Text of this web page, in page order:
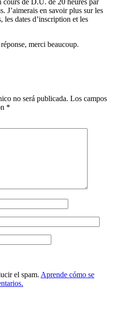
cours de D.U. de 20 heures par
J’aimerais en savoir plus sur les
les dates d’inscription et les
merci beaucoup.
no será publicada. Los campos
*
el spam. Aprende cómo se